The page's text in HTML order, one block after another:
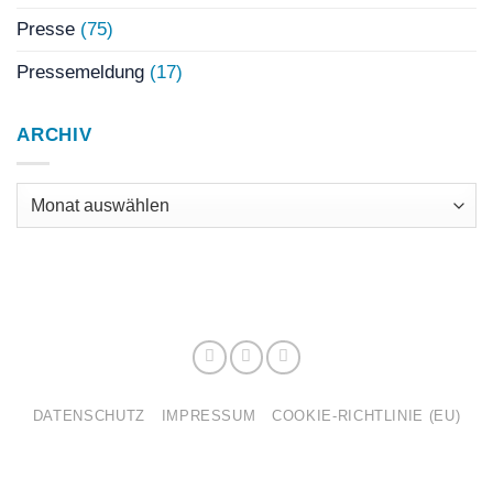
Presse (75)
Pressemeldung (17)
ARCHIV
Archiv
DATENSCHUTZ IMPRESSUM COOKIE-RICHTLINIE (EU)